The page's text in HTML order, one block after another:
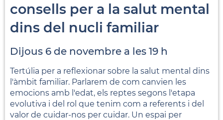
consells per a la salut mental
dins del nucli familiar
Dijous 6 de novembre a les 19 h
Tertúlia per a reflexionar sobre la salut mental dins
l'àmbit familiar. Parlarem de com canvien les
emocions amb l'edat, els reptes segons l'etapa
evolutiva i del rol que tenim com a referents i del
valor de cuidar-nos per cuidar. Un espai per